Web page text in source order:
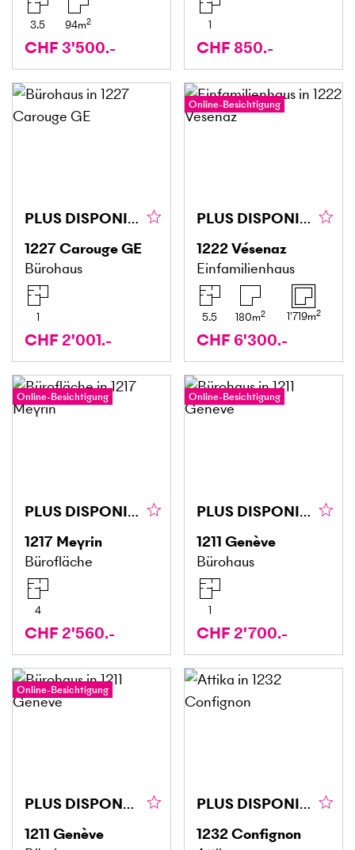
3.5 94m2
CHF 3'500.-
1
CHF 850.-
PLUS DISPONIBLE
1227Carouge GE
Bürohaus
1
CHF 2'001.-
Online-Besichtigung
PLUS DISPONIBLE
1222Vésenaz
Einfamilienhaus
5.5 180m2 1'719m2
CHF 6'300.-
Online-Besichtigung
PLUS DISPONIBLE
1217 Meyrin
Bürofläche
4
CHF 2'560.-
Online-Besichtigung
PLUS DISPONIBLE
1211 Genève
Bürohaus
1
CHF 2'700.-
Online-Besichtigung
PLUS DISPONBILE
1211 Genève
PLUS DISPONIBLE
1232Confignon